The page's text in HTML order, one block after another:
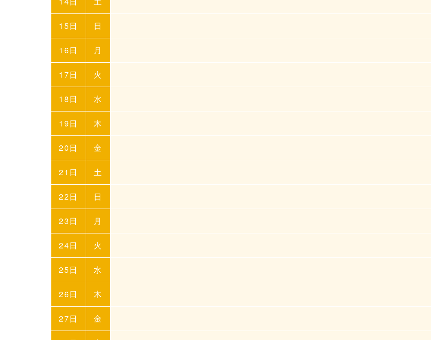
15日 日
16日 月
17日 火
18日 水
19日 木
20日 金
21日 土
22日 日
23日 月
24日 火
25日 水
26日 木
27日 金